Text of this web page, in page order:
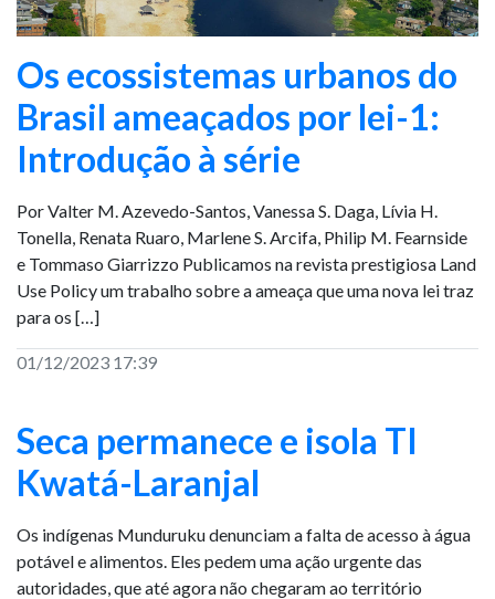
Os ecossistemas urbanos do
Brasil ameaçados por lei-1:
Introdução à série
Por Valter M. Azevedo-Santos, Vanessa S. Daga, Lívia H.
Tonella, Renata Ruaro, Marlene S. Arcifa, Philip M. Fearnside
e Tommaso Giarrizzo Publicamos na revista prestigiosa Land
Use Policy um trabalho sobre a ameaça que uma nova lei traz
para os […]
01/12/2023 17:39
Seca permanece e isola TI
Kwatá-Laranjal
Os indígenas Munduruku denunciam a falta de acesso à água
potável e alimentos. Eles pedem uma ação urgente das
autoridades, que até agora não chegaram ao território